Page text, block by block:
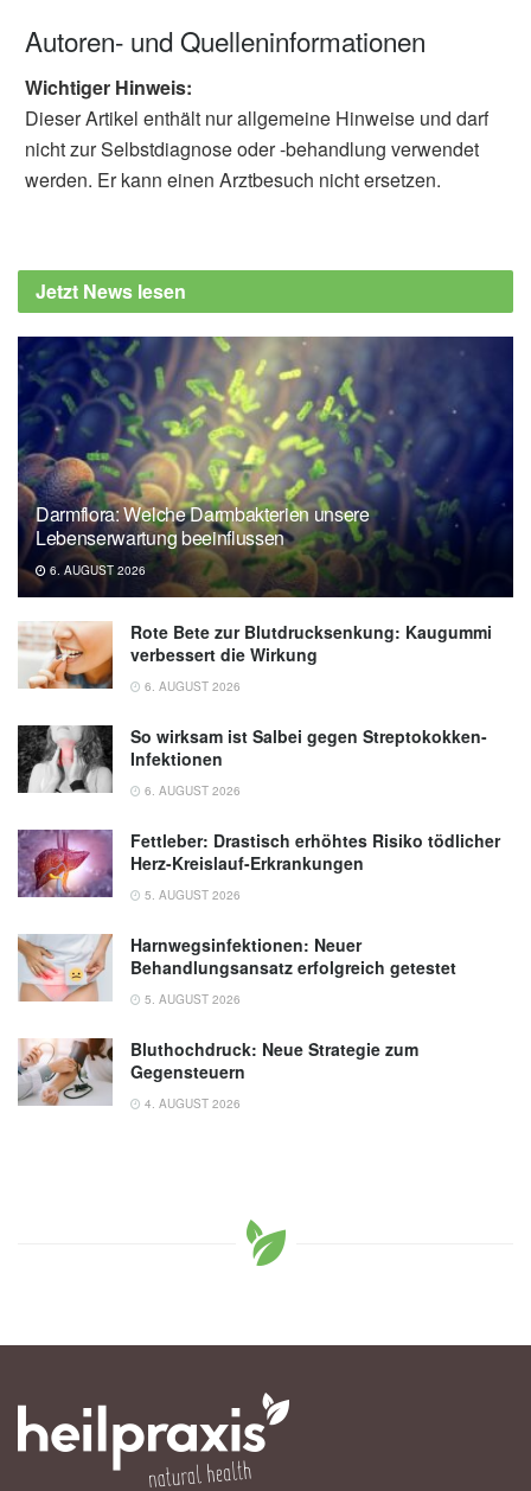
Autoren- und Quelleninformationen
Wichtiger Hinweis:
Dieser Artikel enthält nur allgemeine Hinweise und darf
nicht zur Selbstdiagnose oder -behandlung verwendet
werden. Er kann einen Arztbesuch nicht ersetzen.
Jetzt News lesen
Darmflora: Welche Darmbakterien unsere
Lebenserwartung beeinflussen
6. AUGUST 2026
Rote Bete zur Blutdrucksenkung: Kaugummi
verbessert die Wirkung
6. AUGUST 2026
So wirksam ist Salbei gegen Streptokokken-
Infektionen
6. AUGUST 2026
Fettleber: Drastisch erhöhtes Risiko tödlicher
Herz-Kreislauf-Erkrankungen
5. AUGUST 2026
Harnwegsinfektionen: Neuer
Behandlungsansatz erfolgreich getestet
5. AUGUST 2026
Bluthochdruck: Neue Strategie zum
Gegensteuern
4. AUGUST 2026